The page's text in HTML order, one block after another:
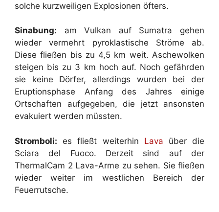
solche kurzweiligen Explosionen öfters.
Sinabung: am Vulkan auf Sumatra gehen
wieder vermehrt pyroklastische Ströme ab.
Diese fließen bis zu 4,5 km weit. Aschewolken
steigen bis zu 3 km hoch auf. Noch gefährden
sie keine Dörfer, allerdings wurden bei der
Eruptionsphase Anfang des Jahres einige
Ortschaften aufgegeben, die jetzt ansonsten
evakuiert werden müssten.
Stromboli: es fließt weiterhin Lava über die
Sciara del Fuoco. Derzeit sind auf der
ThermalCam 2 Lava-Arme zu sehen. Sie fließen
wieder weiter im westlichen Bereich der
Feuerrutsche.